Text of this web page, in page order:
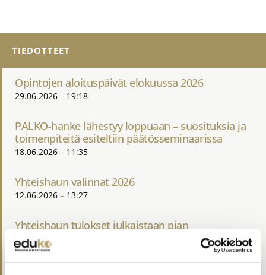
TIEDOTTEET
Opintojen aloituspäivät elokuussa 2026
29.06.2026 19:18
PALKO-hanke lähestyy loppuaan – suosituksia ja
toimenpiteitä esiteltiin päätösseminaarissa
18.06.2026 11:35
Yhteishaun valinnat 2026
12.06.2026 13:27
Yhteishaun tulokset julkaistaan pian
03.06.2026